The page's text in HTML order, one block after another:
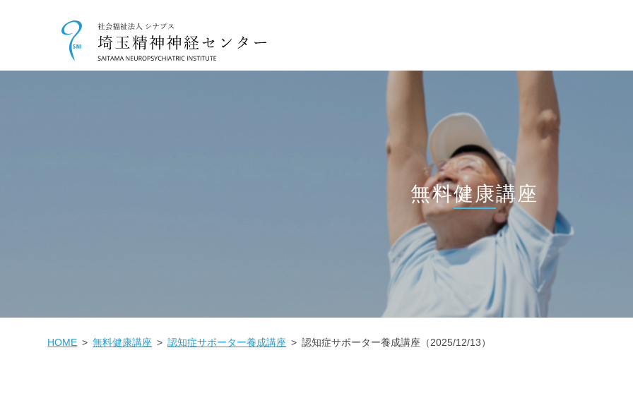
無料健康講座
HOME 無料健康講座 認知症サポーター養成講座 認知症サポーター養成講座（2025/12/13）